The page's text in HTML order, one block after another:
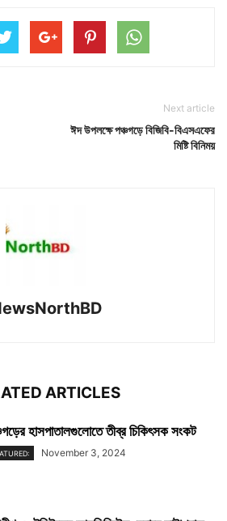
Next article
ঈদ উপলক্ষে পঞ্চগড়ে বিজিবি-বিএসএফের
মিষ্টি বিনিময়
ARTICLES
হাসপাতালগুলোতে তীব্র চিকিৎসক সংকট
November 3, 2024